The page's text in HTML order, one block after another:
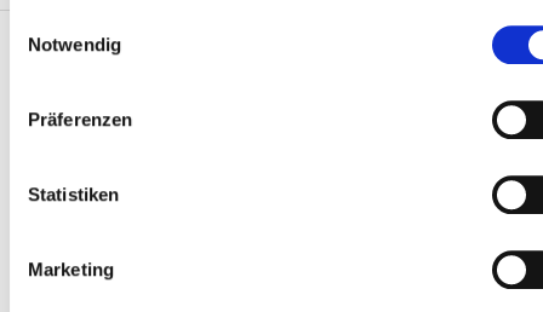
Informationen über Ihre geografische Lage erfassen,
welche bis auf einige Meter genau sein können
Merkmalen (Fingerprinting) identifizieren
Abschnitt Einzelheiten
Notwendig
Präferenzen
Statistiken
Marketing
200 - 300 EUR
Nachmittag
Patienten
Warum bookdialysis.com
Alle Reiseziele